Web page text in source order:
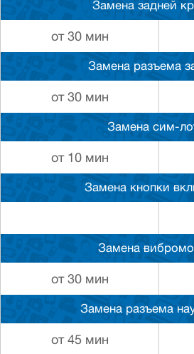
Замена задней
от 30 мин
Замена разъема
от 30 мин
Замена сим-
от 10 мин
Замена кнопки
Замена
от 30 мин
Замена разъема
от 45 мин